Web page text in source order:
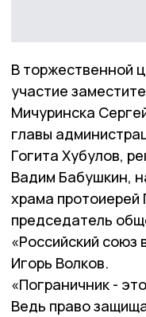
В торжественной
участие
Мичуринска
главы
Гогита Хубулов,
Вадим Бабушкин,
храма
председатель
«Российский союз
Игорь Волков.
«Пограничник -
Ведь право